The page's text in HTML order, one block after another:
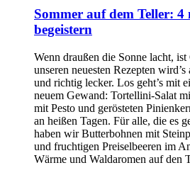
Sommer auf dem Teller: 4
begeistern
Wenn draußen die Sonne lacht,
unseren neuesten Rezepten
und richtig lecker. Los geht’s mit
neuem Gewand: Tortellini-Salat
mit Pesto und gerösteten
an heißen Tagen. Für alle, die es
haben wir Butterbohnen mit
und fruchtigen Preiselbeeren im
Wärme und Waldaromen auf den